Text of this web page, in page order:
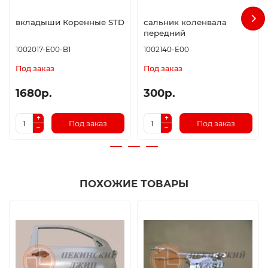
вкладыши Коренные STD
1002017-E00-B1
Под заказ
1680р.
Под заказ
сальник коленвала
передний
1002140-E00
Под заказ
300р.
Под заказ
ПОХОЖИЕ ТОВАРЫ